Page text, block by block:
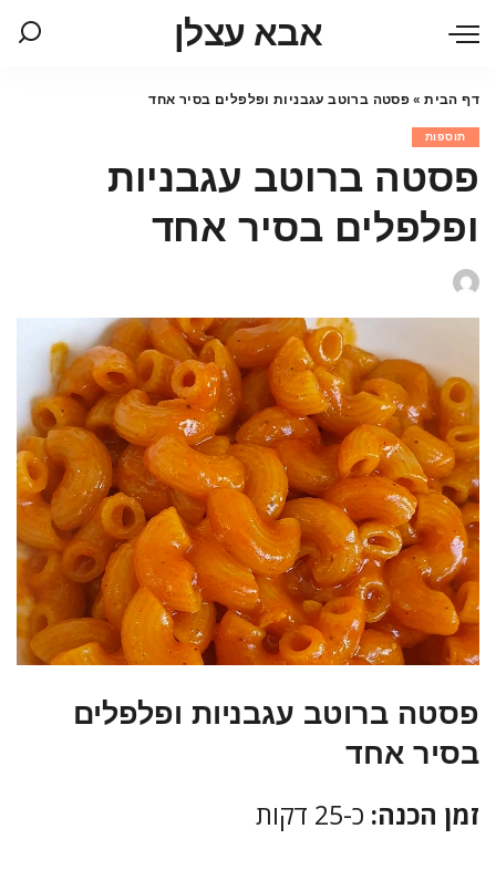
אבא עצלן
דף הבית» פסטה ברוטב עגבניות ופלפלים בסיר אחד
תוספות
פסטה ברוטב עגבניות
ופלפלים בסיר אחד
פסטה ברוטב עגבניות ופלפלים
בסיר אחד
זמן הכנה: כ-25 דקות